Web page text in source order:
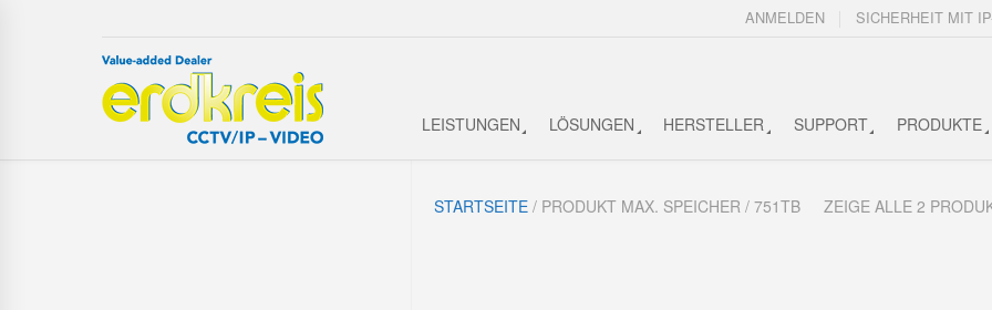
SICHERHEIT MIT
ANMELDEN
LEISTUNGEN LÖSUNGEN HERSTELLER SUPPORT PRODUKTE
STARTSEITE / PRODUKT MAX. SPEICHER / 751TB ZEIGE ALLE 2